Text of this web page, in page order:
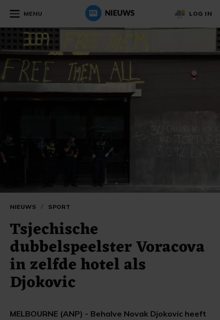
MENU LOG IN
NIEUWS / SPORT
Tsjechische
dubbelspeelster Voracova
in zelfde hotel als
Djokovic
MELBOURNE (ANP) - Behalve Novak Djokovic heeft